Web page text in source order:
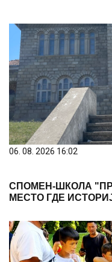
06. 08. 2026 16:02
СПОМЕН-ШКОЛА
МЕСТО ГДЕ